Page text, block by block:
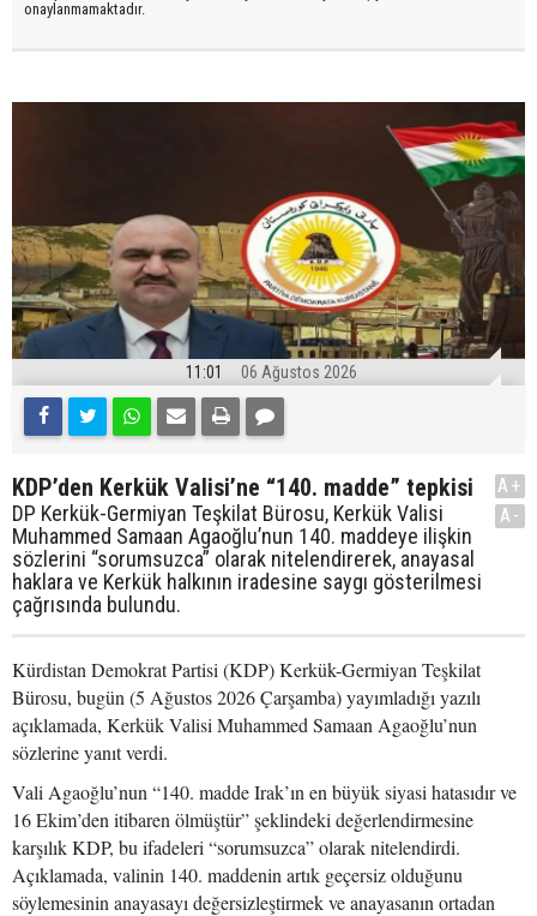
onaylanmamaktadır.
11:01 06 Ağustos 2026
KDP’den Kerkük Valisi’ne “140. madde” tepkisi
DP Kerkük-Germiyan Teşkilat Bürosu, Kerkük Valisi
Muhammed Samaan Agaoğlu’nun 140. maddeye ilişkin
sözlerini “sorumsuzca” olarak nitelendirerek, anayasal
haklara ve Kerkük halkının iradesine saygı gösterilmesi
çağrısında bulundu.
A+
A-
Kürdistan Demokrat Partisi (KDP) Kerkük-Germiyan Teşkilat
Bürosu, bugün (5 Ağustos 2026 Çarşamba) yayımladığı yazılı
açıklamada, Kerkük Valisi Muhammed Samaan Agaoğlu’nun
sözlerine yanıt verdi.
Vali Agaoğlu’nun “140. madde Irak’ın en büyük siyasi hatasıdır ve
16 Ekim’den itibaren ölmüştür” şeklindeki değerlendirmesine
karşılık KDP, bu ifadeleri “sorumsuzca” olarak nitelendirdi.
Açıklamada, valinin 140. maddenin artık geçersiz olduğunu
söylemesinin anayasayı değersizleştirmek ve anayasanın ortadan